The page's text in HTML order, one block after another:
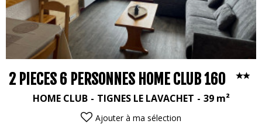
2 PIECES 6 PERSONNES HOME CLUB 160
HOME CLUB TIGNES LE LAVACHET 39 m²
Ajouter à ma sélection